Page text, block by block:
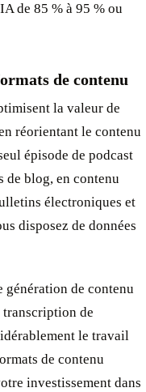
de 85 % à 95 % ou
de contenu
la valeur de
réorientant le contenu
épisode de podcast
de blog, en contenu
électroniques et
disposez de données
génération de contenu
transcription de
le travail
de contenu
investissement dans